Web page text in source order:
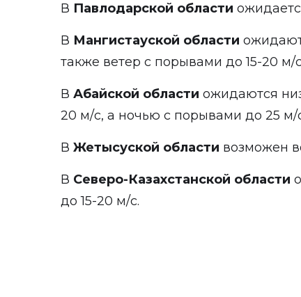
В Павлодарской области
В Мангистауской области
также ветер с порывами до 15-20 м/
В Абайской области ожидаются
20 м/с, а ночью с порывами до 25 м/
В Жетысуской области возможен
В Северо-Казахстанской области
до 15-20 м/с.